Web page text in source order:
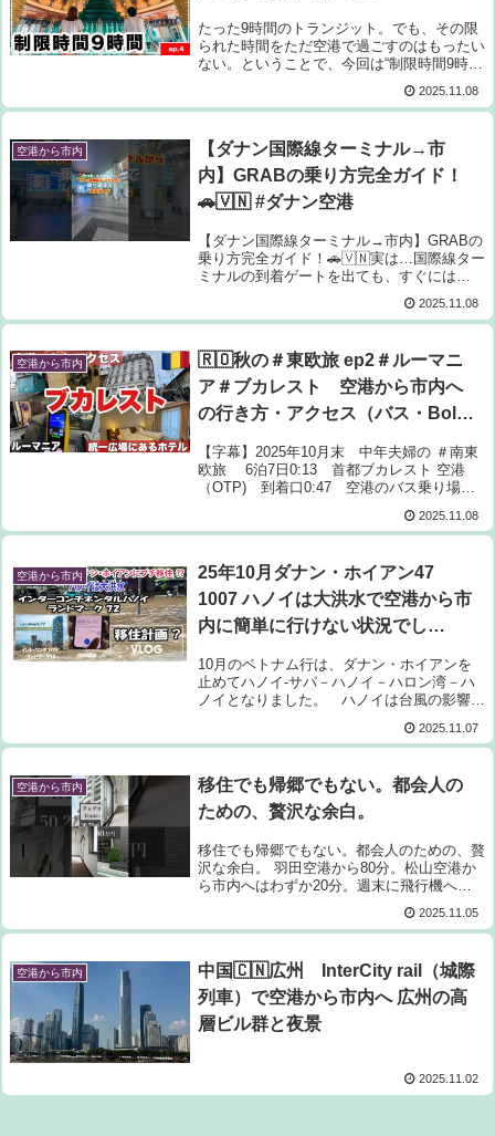
たった9時間のトランジット。でも、その限
られた時間をただ空港で過ごすのはもったい
ない。ということで、今回は“制限時間9時間
出して、定番からローカルまで駆け抜けまし
た！▼今回の旅のハイライト・バックパッ...
2025.11.08
空港から市内
【ダナン国際線ターミナル→市
内】GRABの乗り方完全ガイド！
🚗🇻🇳 #ダナン空港
【ダナン国際線ターミナル→市内】GRABの
乗り方完全ガイド！🚗🇻🇳実は…国際線ター
ミナルの到着ゲートを出ても、すぐには
入れ禁止エリアで、タクシーの客引きも多い
ので要注意⚠️観光客を狙ったぼったく...
2025.11.08
空港から市内
🇷🇴秋の＃東欧旅 ep2＃ルーマニ
ア＃ブカレスト 空港から市内へ
の行き方・アクセス（バス・Bolt)
光に便利なおすすめホテル/アンリ
コアンダ国際空港（OTP)
【字幕】2025年10月末 中年夫婦の ＃南東
欧旅 6泊7日0:13 首都ブカレスト 空港
（OTP) 到着口0:47 空港のバス乗り場
バスの切符の買い方 2:06 空港から市内へ
のバスルー...
2025.11.08
空港から市内
25年10月ダナン・ホイアン47
1007 ハノイは大洪水で空港から市
内に簡単に行けない状況でし
エンジン自動車より水に強い事が
分かりました。
10月のベトナム行は、ダナン・ホイアンを
止めてハノイ-サパ－ハノイ－ハロン湾－ハ
ノイとなりました。 ハノイは台風の影響で
情報でしたが、ビンファストのEVは水に強
く三菱のエンジン車で行けない所もビンフ
2025.11.07
空港から市内
移住でも帰郷でもない。都会人の
ための、贅沢な余白。
移住でも帰郷でもない。都会人のための、贅
沢な余白。 羽田空港から80分。松山空港か
ら市内へはわずか20分。週末に飛行機へ乗
れば、そこはすぐに“もう一つの生活拠点”。
人口50万のコンパクトシティ・松山は、県
庁所在地の利便性と落ち着きが調和した...
2025.11.05
空港から市内
中国🇨🇳広州 InterCity rail（城際
列車）で空港から市内へ 広州の高
層ビル群と夜景
2025.11.02